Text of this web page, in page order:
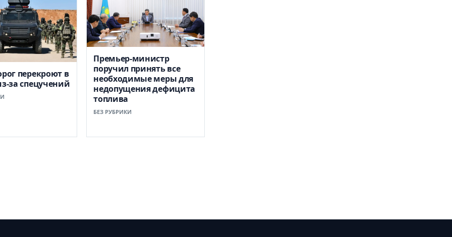
перекроют в
за спецучений
Премьер-министр
поручил принять все
необходимые меры для
недопущения дефицита
топлива
БЕЗ РУБРИКИ